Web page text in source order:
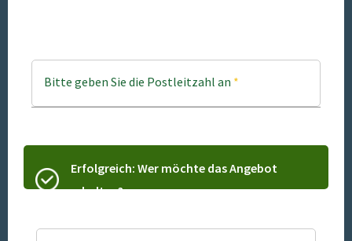
Bitte geben Sie die Postleitzahl an *
Erfolgreich: Wer möchte das Angebot
erhalten?